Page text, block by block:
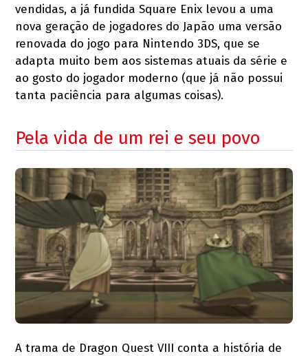
vendidas, a já fundida Square Enix levou a uma
nova geração de jogadores do Japão uma versão
renovada do jogo para Nintendo 3DS, que se
adapta muito bem aos sistemas atuais da série e
ao gosto do jogador moderno (que já não possui
tanta paciência para algumas coisas).
Pela vida de um rei e seu povo
A trama de Dragon Quest VIII conta a história de